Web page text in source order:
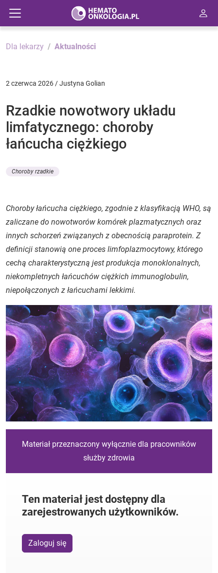
Dla lekarzy Aktualności
2 czerwca 2026 / Justyna Golian
Rzadkie nowotwory układu
limfatycznego: choroby
łańcucha ciężkiego
Choroby rzadkie
Choroby łańcucha ciężkiego, zgodnie z klasyfikacją WHO, są
zaliczane do nowotworów komórek plazmatycznych oraz
innych schorzeń związanych z obecnością paraprotein. Z
definicji stanowią one proces limfoplazmocytowy, którego
cechą charakterystyczną jest produkcja monoklonalnych,
niekompletnych łańcuchów ciężkich immunoglobulin,
niepołączonych z łańcuchami lekkimi.
Materiał przeznaczony wyłącznie dla pracowników
służby zdrowia
Ten materiał jest dostępny dla
zarejestrowanych użytkowników.
Zaloguj się